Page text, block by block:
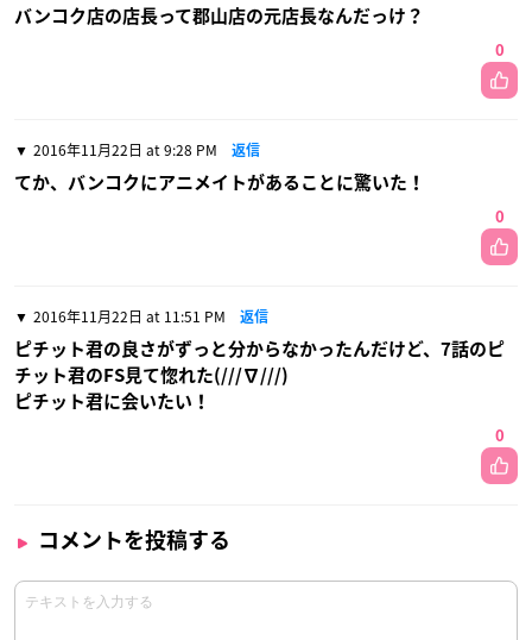
バンコク店の店長って郡山店の元店長なんだっけ？
0
2016年11月22日 at 9:28 PM 返信
てか、バンコクにアニメイトがあることに驚いた！
0
2016年11月22日 at 11:51 PM 返信
ピチット君の良さがずっと分からなかったんだけど、7話のピ
チット君のFS見て惚れた(///∇///)
ピチット君に会いたい！
0
コメントを投稿する